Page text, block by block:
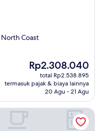
Coast
Harga
sekarang
Rp2.308.040
Rp2.308.040
total Rp2.538.895
termasuk pajak & biaya lainnya
20 Agu - 21 Agu